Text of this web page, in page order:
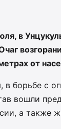
в
от
борьбе с
вошли
а также